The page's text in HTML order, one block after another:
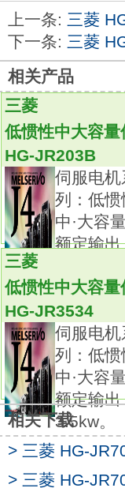
编码器分辨率
S100代表：
KH003为MR-E
伺服放大器端子
时间HG-JR1034
连接器位于伺
通过实时自动
节。
用途广泛。
加工设备和机床
用于食品、包装
用于纺织机械等
能提高设备的性
高性能并易于操
增强的系统成本
高性能，高精度
率：131072）。
高响应性。
通过适应性振动
采用个人电脑和
谐。
具有2种类型接
上一条: 三菱
下一条: 三菱
相关产品
三菱
低惯性中大容量
HG-JR203B
伺服电机
列：低惯
中·大容量
额定输出
三菱
低惯性中大容量
HG-JR3534
伺服电机
列：低惯
中·大容量
额定输出
3.5kw。
相关下载
> 三菱 HG-
> 三菱 HG-